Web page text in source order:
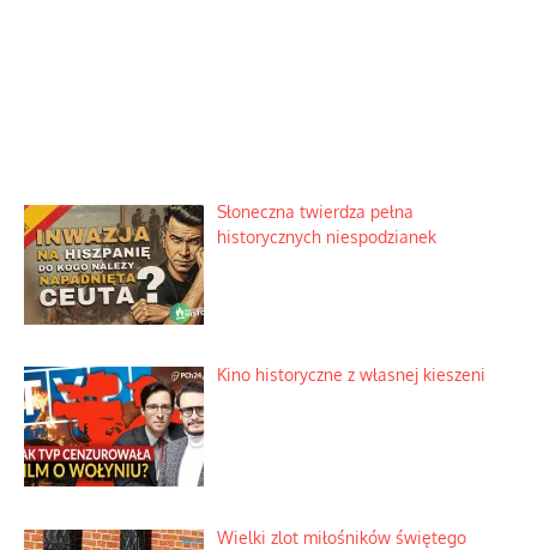
Słoneczna twierdza pełna
historycznych niespodzianek
Kino historyczne z własnej kieszeni
Wielki zlot miłośników świętego